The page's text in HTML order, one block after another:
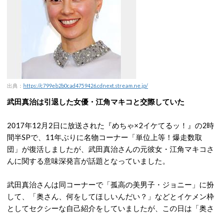
出典： https://c799eb2b0cad4759426.cdnext.stream.ne.jp/
武田真治は引退した女優・江角マキコと交際していた
2017年12月2日に放送された『めちゃ×2イケてるッ！』の2時
間半SPで、11年ぶりに名物コーナー「単位上等！爆走数取
団」が復活しましたが、武田真治さんの元彼女・江角マキコさ
んに関する意味深発言が話題となっていました。
武田真治さんは同コーナーで「孤高の美男子・ジョニー」に扮
して、「奥さん、何をしてほしいんだい？」などとイケメン枠
としてセクシーな自己紹介をしていましたが、この日は「奥さ